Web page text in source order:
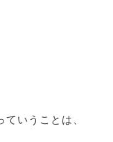
いうことは、